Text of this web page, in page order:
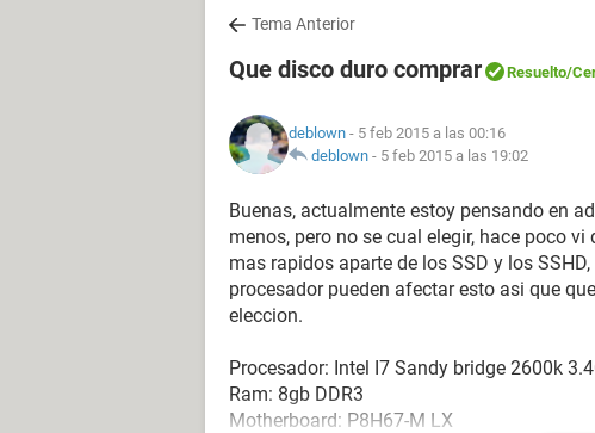
Tema Anterior
Que disco duro comprar Resuelto/
deblown - 5 feb 2015 a las 00:16
deblown - 5 feb 2015 a las 19:02
Buenas, actualmente estoy pensando en
menos, pero no se cual elegir, hace poco
mas rapidos aparte de los SSD y los
procesador pueden afectar esto asi que
eleccion.
Procesador: Intel I7 Sandy bridge 2600k
Ram: 8gb DDR3
Motherboard: P8H67-M LX